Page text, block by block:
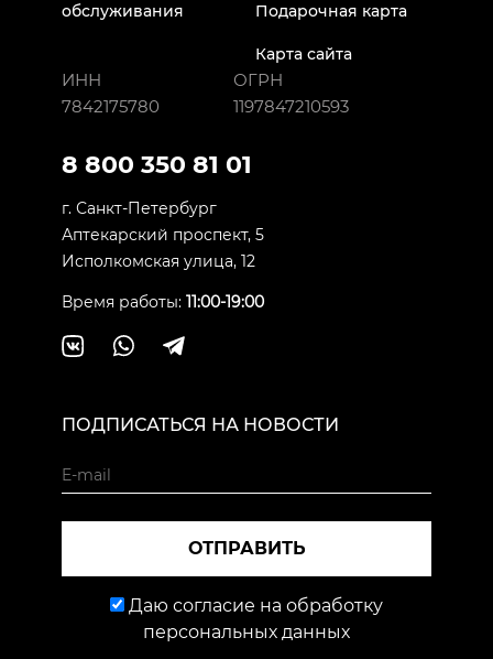
обслуживания
Подарочная карта
Карта сайта
ИНН
7842175780
ОГРН
1197847210593
8 800 350 81 01
г. Санкт-Петербург
Аптекарский проспект, 5
Исполкомская улица, 12
Время работы: 11:00-19:00
ПОДПИСАТЬСЯ НА НОВОСТИ
ОТПРАВИТЬ
Даю согласие на обработку
персональных данных